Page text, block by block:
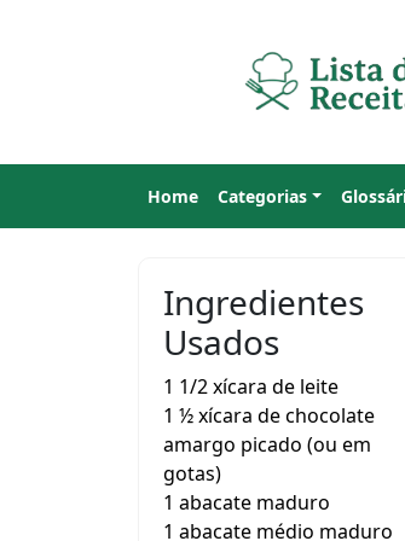
Home Categorias
Ingredientes
Usados
1 1/2 xícara de leite
1 ½ xícara de chocolate
amargo picado (ou em
gotas)
1 abacate maduro
1 abacate médio maduro